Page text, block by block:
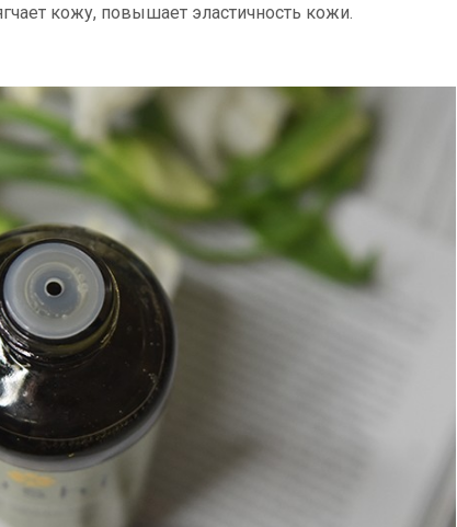
кожу, повышает эластичность кожи.